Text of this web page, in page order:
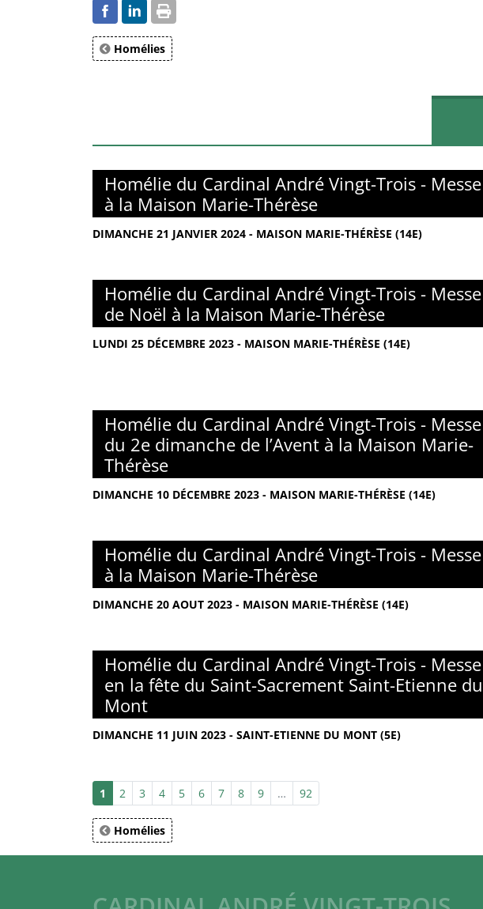
Homélies
Homélie du Cardinal André Vingt-Trois - Messe
à la Maison Marie-Thérèse
DIMANCHE 21 JANVIER 2024 - MAISON MARIE-THÉRÈSE (14E)
Homélie du Cardinal André Vingt-Trois - Messe
de Noël à la Maison Marie-Thérèse
LUNDI 25 DÉCEMBRE 2023 - MAISON MARIE-THÉRÈSE (14E)
Homélie du Cardinal André Vingt-Trois - Messe
du 2e dimanche de l’Avent à la Maison Marie-
Thérèse
DIMANCHE 10 DÉCEMBRE 2023 - MAISON MARIE-THÉRÈSE (14E)
Homélie du Cardinal André Vingt-Trois - Messe
à la Maison Marie-Thérèse
DIMANCHE 20 AOUT 2023 - MAISON MARIE-THÉRÈSE (14E)
Homélie du Cardinal André Vingt-Trois - Messe
en la fête du Saint-Sacrement Saint-Etienne du
Mont
DIMANCHE 11 JUIN 2023 - SAINT-ETIENNE DU MONT (5E)
1 2 3 4 5 6 7 8 9 … 92
Homélies